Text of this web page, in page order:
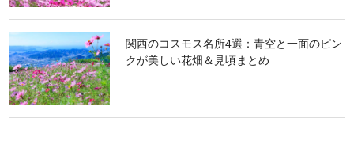
関西のコスモス名所4選：青空と一面のピン
クが美しい花畑＆見頃まとめ